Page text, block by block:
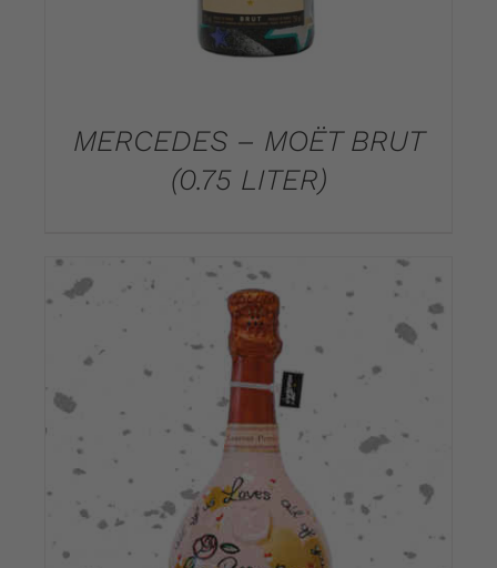
MERCEDES – MOËT BRUT
(0.75 LITER)
DETAILS